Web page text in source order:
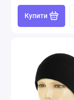
Купити